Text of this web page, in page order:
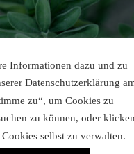
Informationen dazu und zu
Datenschutzerklärung
zu“, um Cookies zu
zu können, oder klicken
selbst zu verwalten.